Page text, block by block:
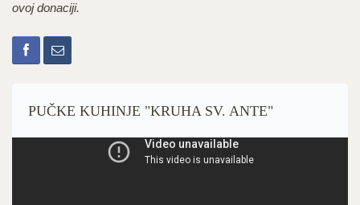
ovoj donaciji.
PUČKE KUHINJE "KRUHA SV. ANTE"